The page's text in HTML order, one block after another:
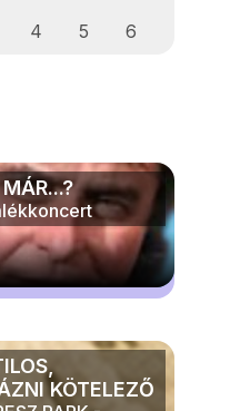
4 5 6
ZENE
KÖTELEZŐ